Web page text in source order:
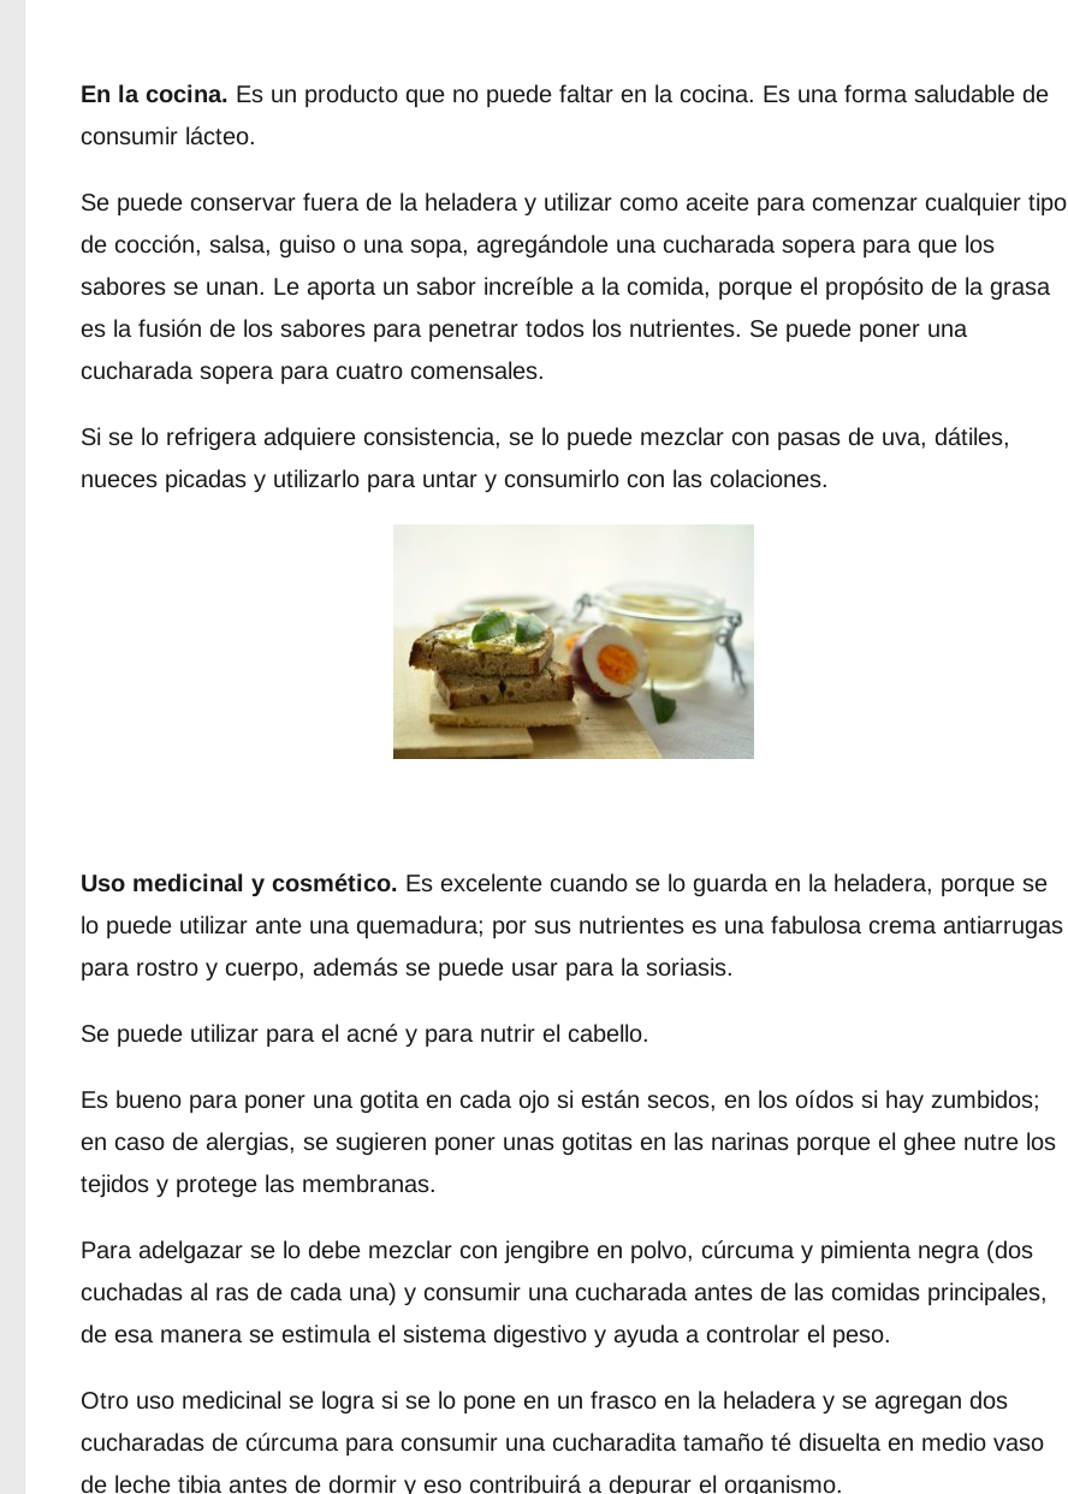
En la cocina. Es un producto que no puede faltar en la cocina. Es una forma saludable de
consumir lácteo.
Se puede conservar fuera de la heladera y utilizar como aceite para comenzar cualquier tipo
de cocción, salsa, guiso o una sopa, agregándole una cucharada sopera para que los
sabores se unan. Le aporta un sabor increíble a la comida, porque el propósito de la grasa
es la fusión de los sabores para penetrar todos los nutrientes. Se puede poner una
cucharada sopera para cuatro comensales.
Si se lo refrigera adquiere consistencia, se lo puede mezclar con pasas de uva, dátiles,
nueces picadas y utilizarlo para untar y consumirlo con las colaciones.
Uso medicinal y cosmético. Es excelente cuando se lo guarda en la heladera, porque se
lo puede utilizar ante una quemadura; por sus nutrientes es una fabulosa crema antiarrugas
para rostro y cuerpo, además se puede usar para la soriasis.
Se puede utilizar para el acné y para nutrir el cabello.
Es bueno para poner una gotita en cada ojo si están secos, en los oídos si hay zumbidos;
en caso de alergias, se sugieren poner unas gotitas en las narinas porque el ghee nutre los
tejidos y protege las membranas.
Para adelgazar se lo debe mezclar con jengibre en polvo, cúrcuma y pimienta negra (dos
cuchadas al ras de cada una) y consumir una cucharada antes de las comidas principales,
de esa manera se estimula el sistema digestivo y ayuda a controlar el peso.
Otro uso medicinal se logra si se lo pone en un frasco en la heladera y se agregan dos
cucharadas de cúrcuma para consumir una cucharadita tamaño té disuelta en medio vaso
de leche tibia antes de dormir y eso contribuirá a depurar el organismo.